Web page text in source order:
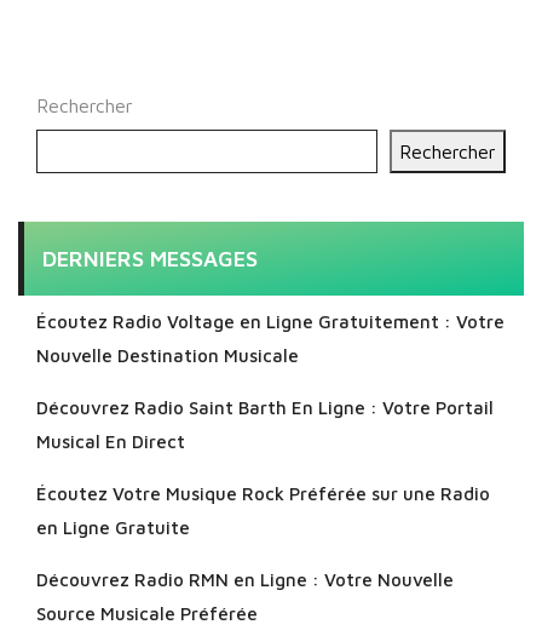
Rechercher
Rechercher
DERNIERS MESSAGES
Écoutez Radio Voltage en Ligne Gratuitement : Votre
Nouvelle Destination Musicale
Découvrez Radio Saint Barth En Ligne : Votre Portail
Musical En Direct
Écoutez Votre Musique Rock Préférée sur une Radio
en Ligne Gratuite
Découvrez Radio RMN en Ligne : Votre Nouvelle
Source Musicale Préférée